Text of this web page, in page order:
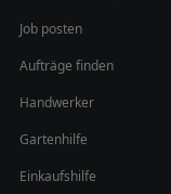
Job posten
Aufträge finden
Handwerker
Gartenhilfe
Einkaufshilfe